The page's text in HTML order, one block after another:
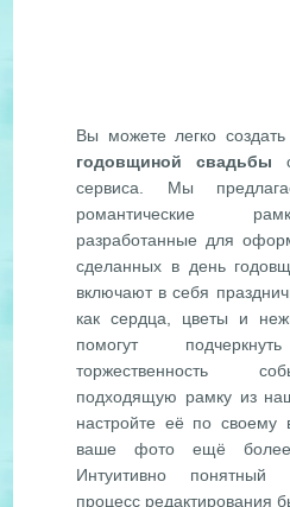
Вы можете легко создать
годовщиной свадьбы
сервиса. Мы
романтические
разработанные для
сделанных в день
включают в себя
как сердца, цветы и
помогут
торжественность
подходящую рамку из
настройте её по своему
ваше фото ещё более
Интуитивно понятный
процесс редактирования